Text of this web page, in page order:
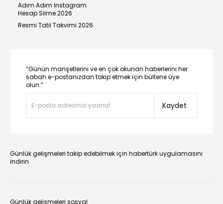
Adım Adım Instagram
Hesap Silme 2026
Resmi Tatil Takvimi 2026
“Günün manşetlerini ve en çok okunan haberlerini her
sabah e-postanızdan takip etmek için bültene üye
olun.”
Kaydet
Günlük gelişmeleri takip edebilmek için habertürk uygulamasını
indirin
Günlük gelişmeleri sosyal